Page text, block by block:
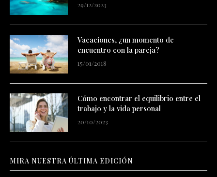
29/12/2023
Vacaciones, ¿un momento de
encuentro con la pareja?
15/01/2018
Cómo encontrar el equilibrio entre el
trabajo y la vida personal
20/10/2023
MIRA NUESTRA ÚLTIMA EDICIÓN